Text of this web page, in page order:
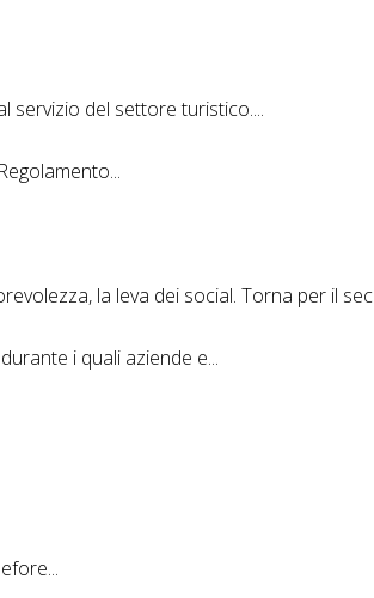
servizio del settore turistico....
la leva dei social. Torna per il
i quali aziende e...